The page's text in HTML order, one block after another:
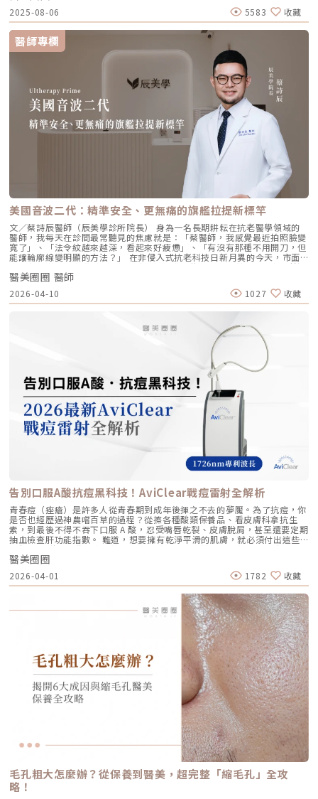
交界：透過提升肌膚彈力，自然弱化法令紋的視覺感。 耳廓下前緣：強化
臉部外側緊緻度，讓輪廓不再鬆垮。 下頷嘴角交界：改善嘴角周圍的鬆
弛，恢復皮膚原有的拉力。 下顎角前緣：誘導彈力蛋白新生，收緊下頷邊
緣的曲線。這五個點位並非用來「填充凹陷」，而是作為信號啟動點，讓玻
尿酸在皮下如水幕般擴散，誘導彈力蛋白大量新生，像是在皮下植入了一層
隱形的「彈力網」，讓下顎線與中臉自然回歸緊緻狀態。2. 火雞頸與橫向頸
紋：修復彈力纖維的救星頸部皮膚極薄，且缺乏支撐結構，老化多半是因為
彈力纖維斷裂。傳統填充型玻尿酸因為有化學交聯，施打後容易因重力或皮
膚過薄而產生凸起（毛毛蟲現象）。Profhilo 具備極佳的流動性，能均勻
滲透進頸部真皮層，不是填平皺紋，而是從底層重塑頸部肌膚的厚度與張
力，是目前改善頸部質感的首選。3. 手背（雞爪手）：重建真皮層的緊實度
雙手最容易因彈力蛋白流失而顯得乾癟、血管明顯。Profhilo 透過「非填
充」的方式，啟動手背肌膚的自我修復機制。它不僅是補水，更是透過生物
重塑增加組織的彈性與結構感，讓手背肌膚恢復細緻平滑，找回如少女般優
雅的肌膚張力。4. 口周細紋：自然軟化而不僵硬對於愛笑或年長客戶常見的
唇周紋，若使用傳統填充物，常會因為增加了體積而讓表情變得僵硬。
Profhilo 透過液態拉皮的原理，在不改變五官比例的前提下，誘導唇周肌
膚新生彈力蛋白，從底層「軟化」細小紋路，讓整個人看起來更加柔和、自
然。六、 蔡醫師的診間建議：如何規劃妳的「逆時針」計畫？在辰美學，
我們追求的是「長效且細膩」的美，而非瞬間的煙火式改變。針對初次接觸
Profhilo 逆時針 的客戶，我通常會建議以「週期性重塑」的方式來規劃妳
的專屬美學地圖：1. 基礎療程：建議至少進行 2 至 3 次為了達到最佳的彈
力蛋白新生與肌底環境優化，單次施打僅是啟動信號，完整的重塑需要時間
堆疊： 啟動期（第 1 次與第 2 次）： 建議間隔 1 個月施打。這兩次密集的
治療能確保高濃度玻尿酸在真皮層內建立穩固的擴散網絡，全面活化纖維母
細胞。 強化期（第 2 次與第 3 次）： 建議間隔3到6個月進行第三次施打。
這是一個關鍵的鞏固點，能延續細胞的再生信號，讓拉皮效果更具層次感。
維持期： 經過這 3 次完整的週期療程後，肌膚的緊緻度與細緻質感通常可
以維持九個月左右的時間。2.術後照護：輕盈無負擔的修復由於 Profhilo
是極高純度的玻尿酸且不含化學交聯劑，術後反應極輕。只需在 24 小時內
避免劇烈運動與高溫環境（如溫泉、蒸氣室、高溫瑜伽），其餘日常生活、
上妝均不受影響，非常適合行程滿檔的都會女性。結語：美，是找回妳原本
的自然光采抗老不應該是「加法」，而是「還原」。Profhilo 逆時針的哲
學與辰美學的理念不謀而合：我們不希望客戶變得不像自己，我們希望妳在
未來的日子裡，依然保有那份緊緻、透亮的彈力美感。妳不需要厚重的粉底
來遮蓋疲態，因為最美的底妝，就是妳健康的真皮層。如果妳也想體驗這種
「由內而外」的重塑感，歡迎來到辰美學，讓我們為妳量身定制專屬的逆齡
處方箋。「詳細內容請詳見辰美學官網」
與常見問題，一次搞懂「逆時針玻尿酸」的魅力！ 璞菲洛Profhilo是什
麼？ 璞菲洛是一項注射型玻尿酸產品，由瑞士IBSA研發，正式名稱為「高
低分子玻尿酸皮下植入劑」，在台灣獲得衛福部核准，俗稱為「逆時針」。
與傳統玻尿酸不同，璞菲洛不以填補凹陷為目的，而是透過生物重塑（bio-
remodeling）方式，喚醒肌膚自身的修復機能，促進膠原蛋白和彈力蛋白
的生成，達到自然緊緻與改善膚質的效果。璞菲洛Profhilo的五大特色璞菲
洛之所以能引發醫美界關注，主要在於它與傳統玻尿酸有著本質上的不同，
透過獨特技術從根本上改善肌膚狀態。以下是璞菲洛最突出的五大特色：1.
獨特「生物重塑」機制：啟動膠原與彈力蛋白再生璞菲洛的核心技術採用專
利高、低分子量玻尿酸複合配方，在不添加交聯劑的情況下，能刺激皮膚深
層的纖維母細胞、角質細胞和脂肪細胞，促使膠原蛋白和彈力蛋白大量新
生，從源頭改善肌膚鬆弛與老化問題。2. 全面改善膚況：不只填補，更提升
整體膚質有別於傳統玻尿酸的局部填充，璞菲洛注射後會均勻擴散至皮膚的
真皮層與皮下組織。這使得它能全面性地改善肌膚，包括： 提升肌膚緊實
度與彈性 深層補水、改善乾燥與粗糙 減少細紋、改善膚色不均3. 自然柔和
的效果：告別「饅化臉」璞菲洛的質地較輕盈、流動性高，主要作用提升肌
膚本身的飽滿度與光澤，而不是增加額外體積。因此，能帶來自然、柔和的
改善效果，避免了傳統填充劑可能導致的僵硬或「饅化」現象，讓你看起來
就像是膚況變好了，而不是動了手腳。4. 獨創 BAP 五點注射技術：療程更
舒適、更快速採用獨家的 BAP (Bio Aesthetic Points) 五點注射技術。醫師
只需在臉部兩側各選擇五個精準的生物美學點進行注射，就能讓玻尿酸均勻
擴散至全臉。這大大減少了注射的針數和疼痛感，也降低了術後瘀青和腫脹
的機率，讓療程更加舒適、快速。5. 高濃度、不含交聯劑：安全性高、低發
炎風險以高濃度玻尿酸為主要成分，且製程中不使用任何化學交聯劑，能有
效降低注射後的發炎反應與過敏風險。同時，也經過多項國際認證，確保了
產品的純淨與安全性。逆時針（Profhilo） vs. 傳統玻尿酸比較 療程名稱
逆時針 (Profhilo) 傳統玻尿酸填充劑 主要功能 「生物重塑」(Bio-
remodeling)， 刺激膠原蛋白和彈力蛋白再生，從根本改善膚質 「填充」
和「支撐」， 用於填補凹陷、雕塑輪廓 成分組成 專利技術結合高低分子玻
尿酸， 64mg/2ml 高濃度，無交聯劑 玻尿酸會添加交聯劑，以增加黏度和
支撐力， 能維持體積不被快速分解 作用機制 注射後會均勻擴散至皮膚深
視個人體質、代謝與保養習慣而異） 約6～18個月 （因品牌、分子大小及
個人體質而異） 值得一提的是，它不像音波拉提需要靠機器操作、產生熱
能導致術後紅腫，也不會像玻尿酸填充容易造成過度膨脹的人工感，而是像
「智慧型保養」，漸進式修復你的肌膚底層架構。哪些人適合做璞菲洛？
Profhilo不僅適合輕熟女族群，也非常適合希望改善整體膚況、延緩老化的
人。尤其推薦給以下族群： 面臨初老症狀者： 臉部、頸部或手部出現細
紋、輕微鬆弛，以及肌膚彈性下降、缺乏緊實感的人。 膚質困擾者： 肌膚
乾燥、毛孔粗大、膚色不均或膚質粗糙，希望透過深層保濕來全面提升膚況
的人。 追求自然效果者： 不希望外觀有大幅度改變，只想透過自然、漸進
的方式讓自己看起來更年輕、更有氣色。 對其他療程敏感者： 曾對雷射、
能量儀器等療程反應較大，或希望尋找一種低風險、低修復期的保養方式。
忙碌但仍想維持好氣色的族群非常友善。璞菲洛療程建議與效果說明璞菲洛
建議以三次療程為一完整週期，前兩次治療間隔約30天，第三次則可延長至
4至6個月後進行。必要時，醫師會根據患者肌膚老化程度，評估是否安排加
強治療，以達到最佳效果。大部分患者在首次治療後約2至4週，能感受到肌
膚保濕度提升與質感柔嫩。完整療程結束後，肌膚彈性、細緻度與毛孔緊實
度明顯改善，效果可維持數月，期間因人而異，與個人膚質及保養習慣相
關。針對肌膚老化較嚴重的患者，醫師會提供客製化療程方案，確保治療成
效符合期待。為何完成完整療程後仍需定期補打？雖然Profhilo在第一年完
成三次療程後，可促進皮膚彈力蛋白的新生，但其成分會在體內逐漸代謝，
約在施打後28天開始減少。儘管如此，Profhilo所啟動的生物刺激作用能持
續約3個月左右。隨著時間流逝，皮膚的保濕度與細胞活化功能會逐漸降
低，肌膚質感可能回復至治療前的狀態。加上年齡增長與環境壓力，皮膚細
胞活力下降，因此建議每3至4個月進行一次補打，持續激活肌膚，維持年輕
健康。一項針對40至65歲受試者的研究顯示，接受兩次Profhilo注射（間
隔30天）後，在1個月與4個月的評估中，皮膚彈性與保濕度均有顯著提
升，且效果可維持至少4個月。受試者自我評估亦反映皺紋減少、肌膚更緊
緻，印證持續治療的重要性。（參考來源：Sparavigna et al., 2022）璞
菲洛療程前後注意事項術前： 停止服用抗凝血藥物（如阿斯匹靈、維他命
E） 治療當天避免化妝、飲酒 保持作息規律，避免熬夜與重度壓力術後：
24小時內避免按摩施打部位 三天內避免劇烈運動與三溫暖 一週內避免臉部
熱敷與刺激性護膚產品 建議加強保濕、防曬，幫助效果延長璞菲洛副作用
與風險Profhilo屬於非交聯玻尿酸，不含化學交聯劑，生物相容性極佳，副
作用相對少。常見輕微反應包括： 注射處短暫腫脹、微紅 局部輕微瘀青
（數日內可自行消退） 極少數人可能會有輕微搔癢或壓痛感，通常在數天
內緩解※ 選擇合法診所與原廠授權產品，是避免療程風險最關鍵的因素。
為什麼 Profhilo 成為新一代醫美趨勢？隨著醫美觀念的演變，越來越多人
追求自然、柔和的改善效果，不希望臉部看起來僵硬或過度膨脹。Profhilo
與傳統填充型療程最大的不同，在於它獨特的「重建」式作用。Profhilo
並非單純地填補，而是將高濃度玻尿酸均勻分布於肌膚真皮層，從底層刺激
膠原蛋白與彈力蛋白新生，啟動肌膚的自我修復能力，讓效果柔和自然，能
有效降低傳統填充物可能帶來的異物感，也更貼近肌膚自然老化的邏輯。此
2025-08-06 5583 收藏
醫師專欄
美國音波二代：精準安全、更無痛的旗艦拉提新標竿
文／蔡詩辰醫師（辰美學診所院長） 身為一名長期耕耘在抗老醫學領域的
醫師，我每天在診間最常聽見的焦慮就是：「蔡醫師，我感覺最近拍照臉變
寬了」、「法令紋越來越深，看起來好疲憊」、「有沒有那種不用開刀，但
能讓輪廓線變明顯的方法？」 在非侵入式抗老科技日新月異的今天，市面
上的音波儀器琳瑯滿目。但每當病患詢問我最信任哪一台儀器時，我的首選
始終是 Ultherapy 美國音波。而在 2026 年的現在，隨著 Ultherapy
Prime（美音二代） 的問世，醫美界正式進入了「精準醫療」的新紀元。這
篇文章，我將以專業醫師的角度，深度拆解為什麼美音二代會成為我臨床治
療的核心，以及它如何重新定義抗老的黃金標準。一、 為什麼「看得到」
跟病患分享一個觀念：音波拉提不是「能量越強越好」，而是「能量要打在
對的地方」。每個人的皮膚厚度、皮下脂肪分布、筋膜層（SMAS）的深
度，甚至是神經血管的走勢都完全不同。即便是在同一個人的臉上，左側與
右側的組織密度也存在差異。傳統的音波療程多半屬於「盲打」，醫師只能
憑藉經驗去推測深度，這就像是在迷霧中航行，風險與不穩定性自然較高。
1.1 精準醫療的「透視眼」最新的Ultherapy Prime 美國音波二代搭載了升
級版 DeepSEE® 即時影像技術。在施打的每一條能量時，我都能透過 2X 高
清螢幕清晰地看見病患當下的組織層級。這意味著： 避開神經與骨頭：大
幅降低因能量落點錯誤導致的劇痛或副作用。 精準鎖定 SMAS 筋膜層：確
保每一發熱凝結點都精確落在支撐輪廓的關鍵地基上。 即時監控探頭貼合
度：防止因貼合不全導致的表皮燙傷。二、 三種鬆弛型態：妳需要的是
「拉提」還是「緊緻」？很多客人到診間會直接說：「我要打音波。」但我
通常會先進行細緻的觸診與影像觀察，因為「鬆弛」其實分為不同層次。如
果診斷錯誤，治療效果就會大打折扣。我將臉部老化歸納為三種主要型態，
並給予不同的客製化建議：2.1 筋膜鬆弛型（結構下垂）這是最適合美國音
墜。這類問題的根源在於 SMAS 筋膜層失去張力，需要透過美音二代深達
4.5mm 的聚焦能量，從地基進行「拉提」。2.2 表皮鬆弛型（膚質鬆軟）
如果妳覺得臉部皮膚軟爛、毛孔粗大、布滿細紋，這通常是真皮層膠原蛋白
流失。此時我會建議以「無雙電波」或「鳳凰電波」為主，強化表層的「緊
緻」，若能搭配美音二代 1.5mm 或 3.0mm 的探頭進行分層治療，效果會
更全面。2.3 脂肪下移型（贅肉堆積）有些人老化表現是法令紋上方擠出一
塊肉，或是出現明顯的雙下巴。這類族群除了筋膜拉提，還需要美音二代對
脂肪組織產生的微熱效應來進行收斂，收緊鬆贅組織，恢復線條的俐落感。
三、 關於痛感與效果：二代真的不一樣嗎？「醫師，聽說美國音波非常
痛，是真的嗎？」這是許多客人心中的陰影。的確，第一代美國音波因其能
量輸出極為強悍扎實，對某些痛感較敏感的客人來說確實是一大挑戰。但
Ultherapy Prime（美音二代）在 2026 年能被醫美圈推崇，關鍵就在於它
大幅優化了「舒適度」。3.1 減痛技術的優化美音二代優化了能量輸出的波
型與頻率，使熱能釋放更加穩定均勻。在臨床操作中，我發現客人的耐受度
顯著提升，不再需要像早期那樣「痛到想哭」。 見效時間：治療當下因組
織受熱收縮，會有 10-20% 的即時拉提感。真正的巔峰效果會在術後 2–3
個月，隨著膠原蛋白的大量新生，輪廓會日益清晰。 維持時間：在規律的
生活作息下，一次優良的治療效果可維持 12–18 個月。四、 蔡醫師的減齡
處方箋：美音二代的精準佈點很多診所標榜「破千條」的音波，但我始終堅
持：條數不是越多越好，精準度才是關鍵。過多的能量可能造成脂肪萎縮
（臉凹），過少則無感。在辰美學，我會根據每一位客人的臉型厚薄、鬆弛
程度，規劃專屬的能量地圖。以下是 2026 年我常用的建議處方： 施作區
更好的「精緻度」，我常會建議在音波拉提後，搭配再生針（瑞德喜）進行
外輪廓的固定，或是以「混合式填充」補足流失的骨架支撐。這種「由內拉
提、由外固定」的複合思維，才是現代抗老的趨勢。五、 2026 醫美行情與
避坑建議當妳搜尋「美國音波二代價格」時，會發現市場行情落差很大。身
為醫師，我必須提醒大家，費用背後包含的是原廠探頭成本、儀器維護、以
及最重要的「醫師的技術與判讀經驗」。 認明原廠授權：施打前請掃描儀
器與探頭 QR Code，確保非水貨或非法翻新探頭。 選擇認證醫師：音波拉
醫美圈圈 醫師
2026-04-10 1027 收藏
告別口服A酸抗痘黑科技！AviClear戰痘雷射全解析
青春痘（痤瘡）是許多人從青春期到成年後揮之不去的夢魘。為了抗痘，你
是否也經歷過神農嚐百草的過程？從擦各種酸類保養品、看皮膚科拿抗生
素，到最後不得不吞下口服 A 酸，忍受嘴唇乾裂、皮膚脫屑，甚至還要定期
抽血檢查肝功能指數。 難道，想要擁有乾淨平滑的肌膚，就必須付出這些
代價嗎？ 隨著醫學美容科技的進步，抗痘治療終於迎來了劃時代的突破。
全球首款獲得美國 FDA 認證，專門針對「皮脂腺」進行治療的 AviClear 戰
痘雷射 正式問世。它主打不需依賴藥物、無嚴重副作用，透過專利
1726nm 波長雷射，從根源「關閉」過度活躍的皮脂腺。 這篇文章將帶你
全面深入了解 AviClear 戰痘雷射的作用原理、與傳統治療的差異、療程細
節以及真實的術後效果，幫助你評估這項抗痘黑科技是否適合自己。為什麼
痘痘總是反覆發作？看懂萬惡之源「皮脂腺」在認識 AviClear 戰痘雷射之
前，我們必須先了解痘痘（痤瘡）究竟是怎麼形成。青春痘的生成機制主要
包含四大關鍵： 皮脂分泌過盛：受到賀爾蒙、壓力、飲食或基因影響，皮
脂腺製造出過多的油脂。 毛囊角化異常：老廢角質無法正常代謝，與油脂
混合後堵塞毛孔，形成粉刺。 痤瘡桿菌增生：堵塞的無氧毛孔成為痤瘡桿
菌（C. acnes）的溫床，細菌大量繁殖。 發炎反應：細菌代謝物引發免疫
反應，導致紅腫、化膿，形成嚴重的囊腫型或膿皰型痘痘。在這四個環節
中，「皮脂分泌過盛」是啟動後續一連串災難的開關。傳統的治療方式，如
抗生素主要針對殺菌；外用酸類主要針對去角質。唯有口服 A 酸能夠有效抑
制皮脂腺分泌，這也是為什麼口服 A 酸過去被視為治療嚴重痘痘的終極武
器。然而，口服 A 酸伴隨著全身性的副作用。而 AviClear 戰痘雷射的誕
生，就是為了一次解決這個痛點：我們能不能在不吃藥的情況下，精準且長
效地控制皮脂腺？什麼是 AviClear 戰痘雷射？解密 1726nm 的物理奇蹟
AviClear 戰痘雷射是一台利用特定波長光能來治療痤瘡的醫療儀器。它的核
心技術在於突破性的1726nm 波長雷射。1. 為什麼是 1726nm 波長？「專
吃油脂」的標靶治療在雷射醫學中，不同的波長會被不同的目標物（如黑色
素、血紅素、水分）吸收。1726nm 這個波長非常特殊，它在人體組織
中，被皮脂（油脂）吸收的效率，大約是被水分吸收的 2 倍。當 AviClear
的雷射光束打入真皮層時，能量會精準地被富含油脂的「皮脂腺」大量吸
醫美圈圈
2026-04-01 1782 收藏
毛孔粗大怎麼辦？從保養到醫美，超完整「縮毛孔」全攻
略！